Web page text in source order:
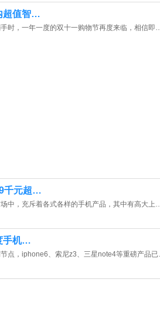
超值智…
手时，一年一度的双十一购物节再度来临，相信即
千元超…
场中，充斥着各式各样的手机产品，其中有高大上
手机…
节点，iphone6、索尼z3、三星note4等重磅产品